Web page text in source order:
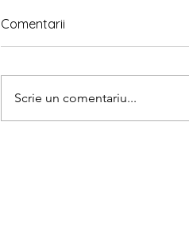
Comentarii
Scrie un comentariu...